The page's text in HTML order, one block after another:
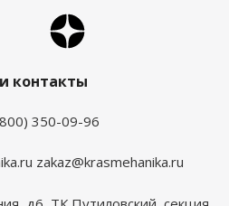
контакты
350-09-96
zakaz@krasmehanika.ru